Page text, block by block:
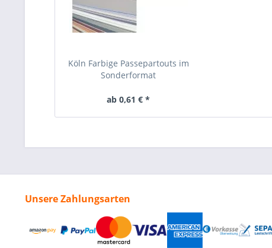
Köln Farbige Passepartouts im
Sonderformat
ab 0,61 € *
Unsere Zahlungsarten